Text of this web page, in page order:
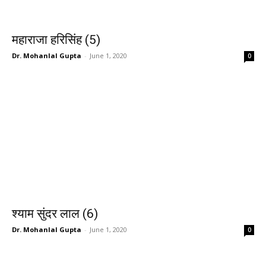
महाराजा हरिसिंह (5)
Dr. Mohanlal Gupta - June 1, 2020 0
श्याम सुंदर लाल (6)
Dr. Mohanlal Gupta - June 1, 2020 0